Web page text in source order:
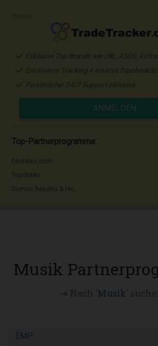
Exklusive Top Brands wie JBL, ASUS,
Cookieless Tracking + intuitive Dashboards
Persönlicher 24/7 Support inklusive
ANMELDEN
Top-Partnerprogramme:
Emirates.com
Topdrinks
Dormio Resorts & Ho...
Musik
Musik
EMP